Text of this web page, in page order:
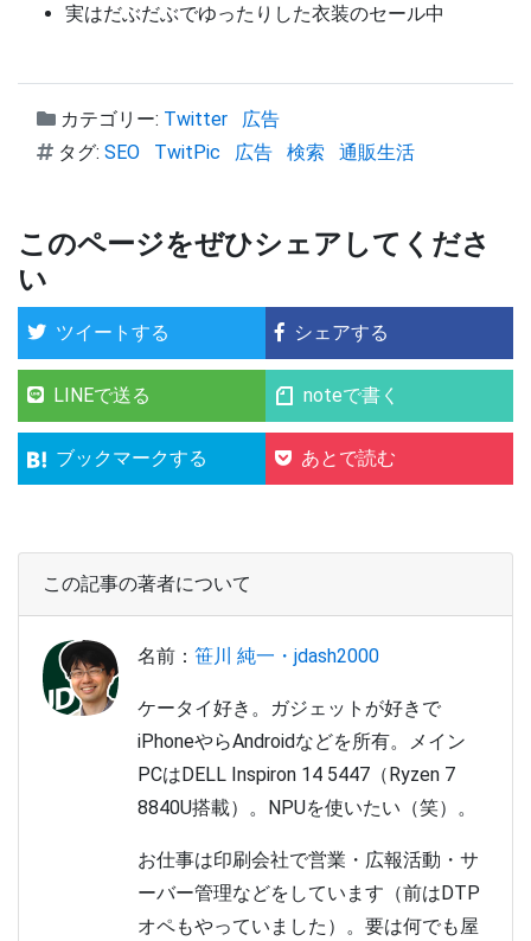
実はだぶだぶでゆったりした衣装のセール中
カテゴリー: Twitter
広告
タグ: SEO TwitPic 広告 検索 通販生活
このページをぜひシェアしてくださ
い
ツイートする シェアする
LINEで送る noteで書く
ブックマークする あとで読む
この記事の著者について
名前： 笹川 純一・jdash2000
ケータイ好き。ガジェットが好きで
iPhoneやらAndroidなどを所有。メイン
PCはDELL Inspiron 14 5447（Ryzen 7
8840U搭載）。NPUを使いたい（笑）。
お仕事は印刷会社で営業・広報活動・サ
ーバー管理などをしています（前はDTP
オペもやっていました）。要は何でも屋